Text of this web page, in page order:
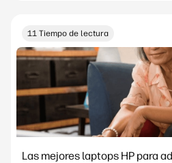
11 Tiempo de lectura
Las mejores laptops HP para